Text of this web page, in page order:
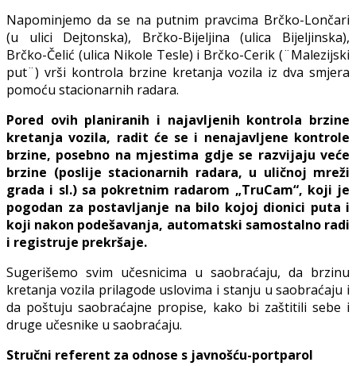
Napominjemo da se na putnim pravcima Brčko-Lončari
(u ulici Dejtonska), Brčko-Bijeljina (ulica Bijeljinska),
Brčko-Čelić (ulica Nikole Tesle) i Brčko-Cerik (¨Malezijski
put¨) vrši kontrola brzine kretanja vozila iz dva smjera
pomoću stacionarnih radara.
Pored ovih planiranih i najavljenih kontrola brzine
kretanja vozila, radit će se i nenajavljene kontrole
brzine, posebno na mjestima gdje se razvijaju veće
brzine (poslije stacionarnih radara, u uličnoj mreži
grada i sl.) sa pokretnim radarom „TruCam“, koji je
pogodan za postavljanje na bilo kojoj dionici puta i
koji nakon podešavanja, automatski samostalno radi
i registruje prekršaje.
Sugerišemo svim učesnicima u saobraćaju, da brzinu
kretanja vozila prilagode uslovima i stanju u saobraćaju i
da poštuju saobraćajne propise, kako bi zaštitili sebe i
druge učesnike u saobraćaju.
Stručni referent za odnose s javnošću-portparol